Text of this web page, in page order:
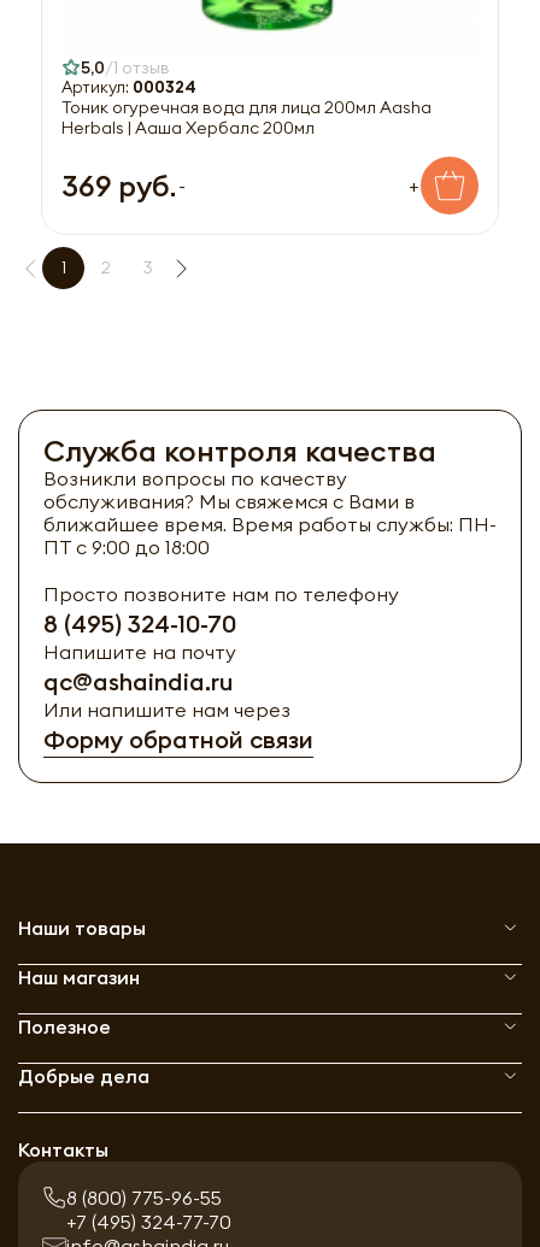
5,0 1 отзыв
Артикул: 000324
Тоник огуречная вода для лица 200мл Aasha
Herbals | Ааша Хербалс 200мл
369 руб. - +
1 2 3
Служба контроля качества
Возникли вопросы по качеству
обслуживания? Мы свяжемся с Вами в
ближайшее время. Время работы службы: ПН-
ПТ с 9:00 до 18:00
Просто позвоните нам по телефону
8 (495) 324-10-70
Напишите на почту
qc@ashaindia.ru
Или напишите нам через
Форму обратной связи
Наши товары
Наш магазин
Полезное
Добрые дела
Контакты
8 (800) 775-96-55
+7 (495) 324-77-70